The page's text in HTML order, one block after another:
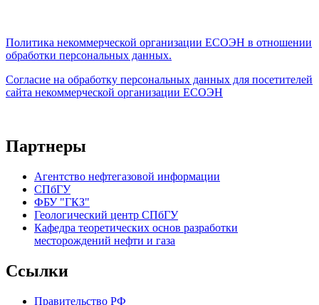
Политика некоммерческой организации ЕСОЭН в отношении
обработки персональных данных.
Согласие на обработку персональных данных для посетителей
сайта некоммерческой организации ЕСОЭН
Партнеры
Агентство нефтегазовой информации
СПбГУ
ФБУ "ГКЗ"
Геологический центр СПбГУ
Кафедра теоретических основ разработки
месторождений нефти и газа
Ссылки
Правительство РФ